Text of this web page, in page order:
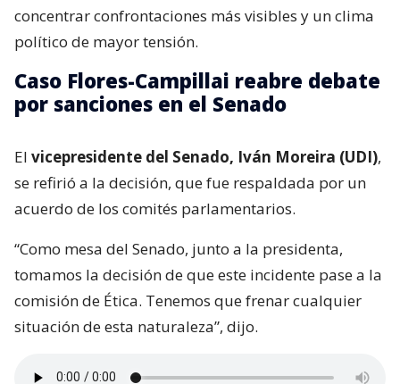
concentrar confrontaciones más visibles y un clima
político de mayor tensión.
Caso Flores-Campillai reabre debate
por sanciones en el Senado
El vicepresidente del Senado, Iván Moreira (UDI),
se refirió a la decisión, que fue respaldada por un
acuerdo de los comités parlamentarios.
“Como mesa del Senado, junto a la presidenta,
tomamos la decisión de que este incidente pase a la
comisión de Ética. Tenemos que frenar cualquier
situación de esta naturaleza”, dijo.